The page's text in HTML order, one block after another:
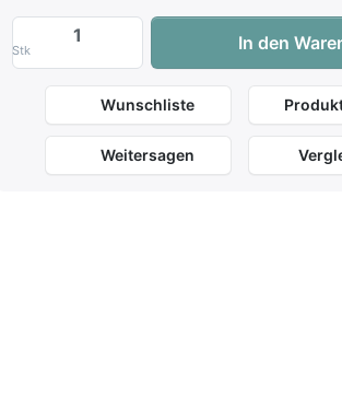
Stk
Top 100 Hit Collection
In den
Wunschliste
Weitersagen